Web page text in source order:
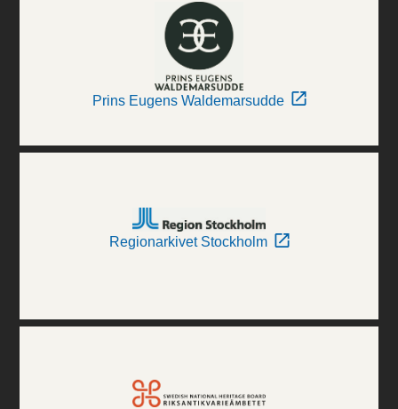
Prins Eugens Waldemarsudde
Regionarkivet Stockholm